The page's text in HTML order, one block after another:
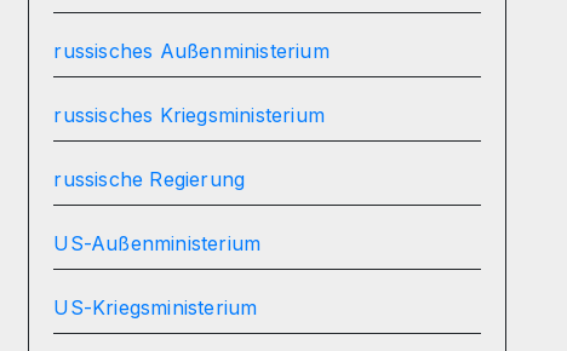
russisches Außenministerium
russisches Kriegsministerium
russische Regierung
US-Außenministerium
US-Kriegsministerium